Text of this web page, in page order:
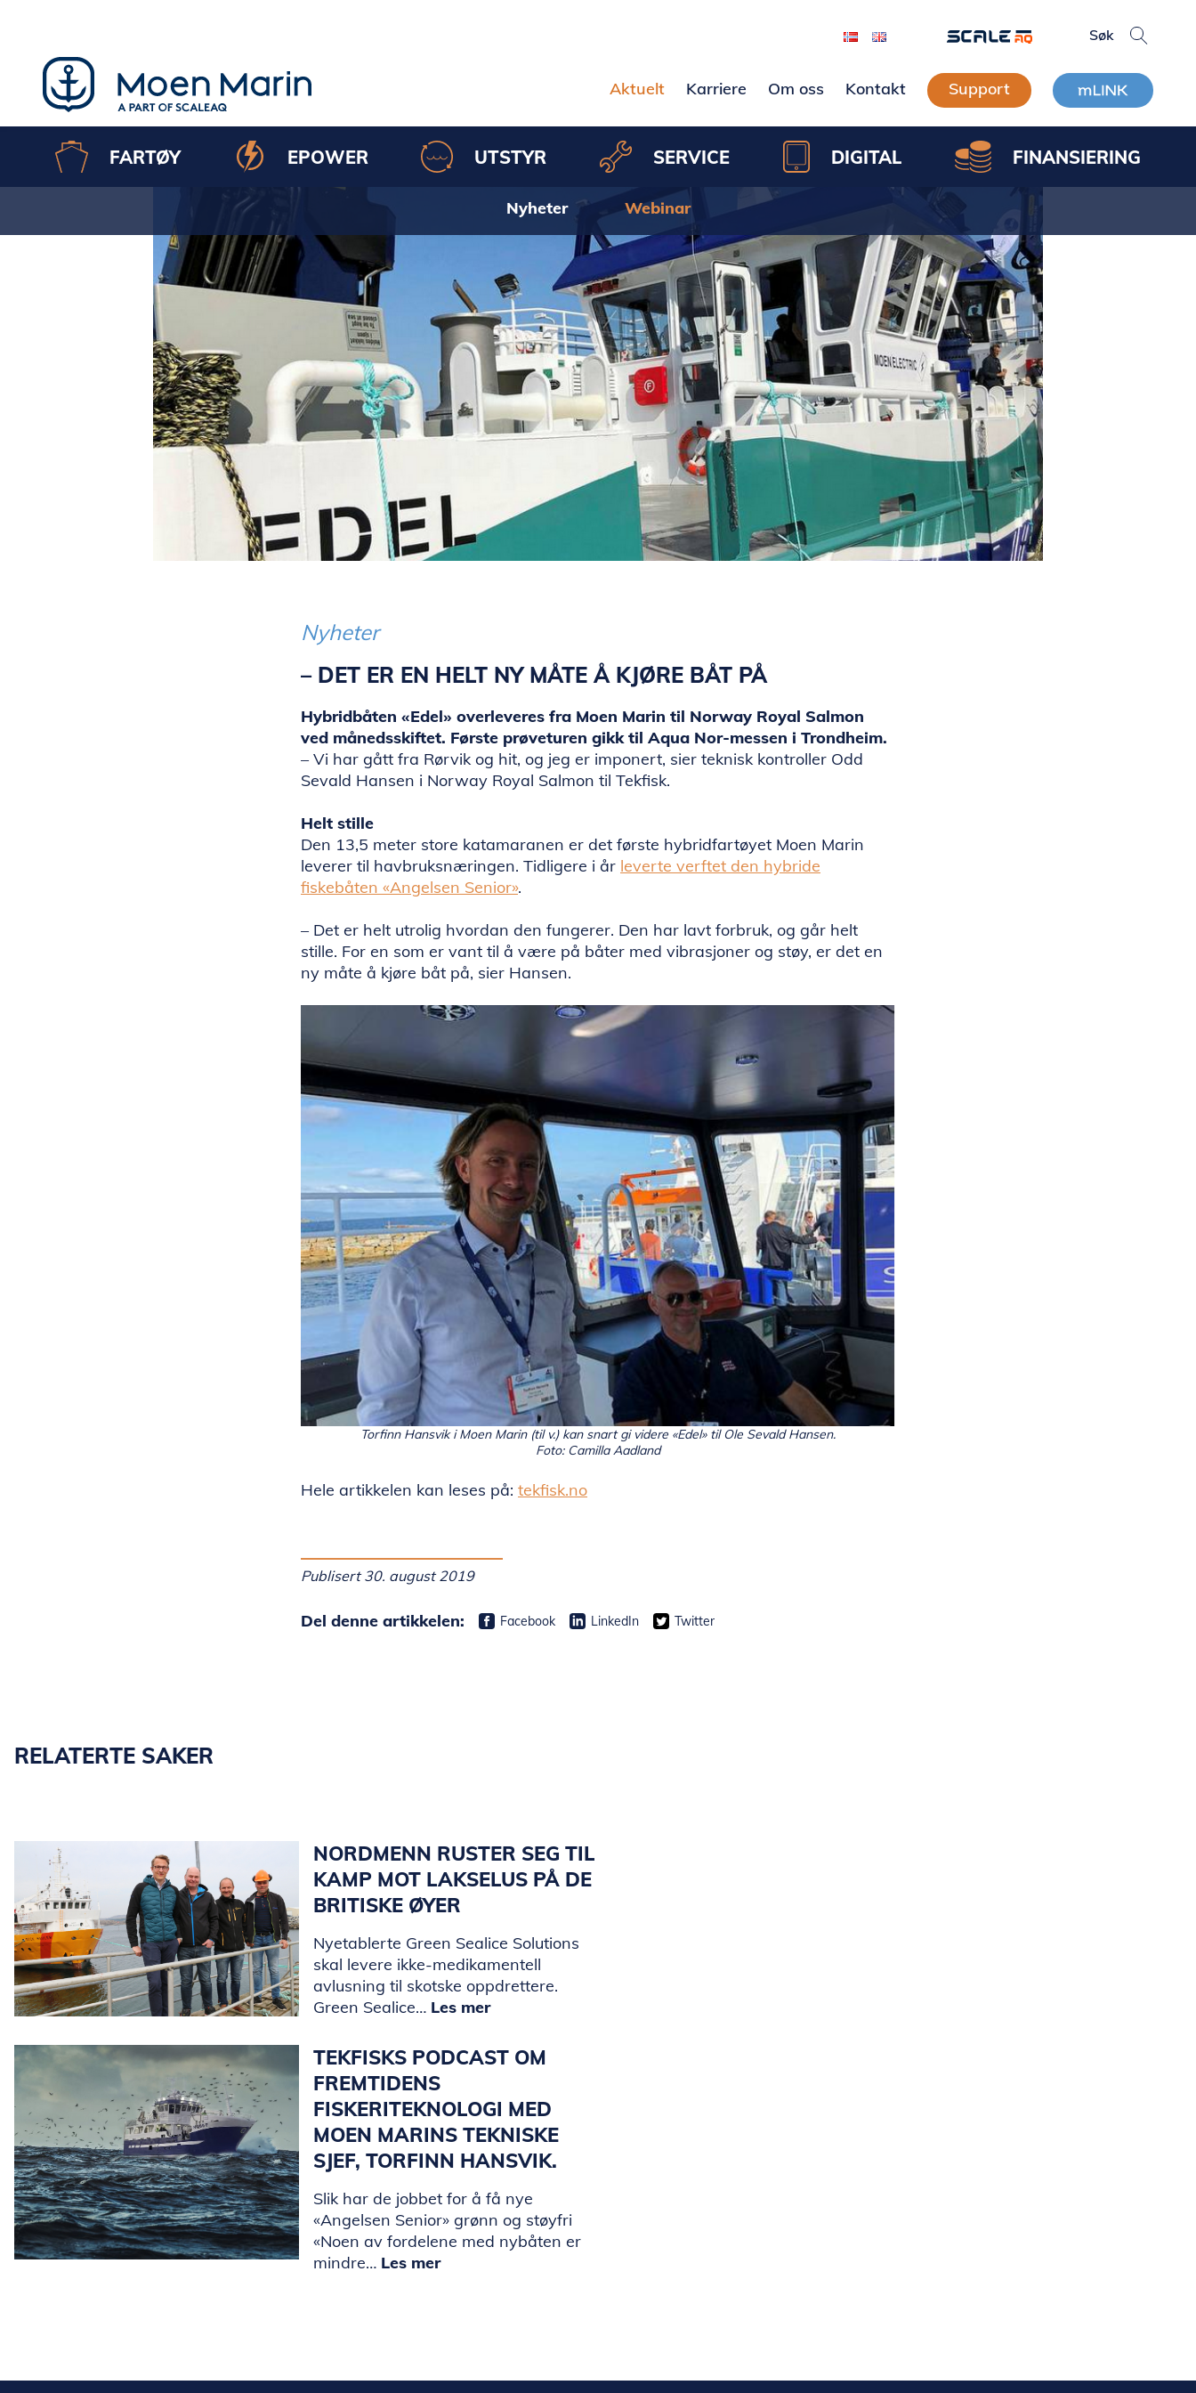
Aktuelt
Karriere Om oss Kontakt Support
FARTØY EPOWER UTSTYR SERVICE DIGITAL FINANSIERING
Nyheter Webinar
Nyheter
– DET ER EN HELT NY MÅTE Å KJØRE BÅT PÅ
Hybridbåten «Edel» overleveres fra Moen Marin til Norway Royal Salmon
ved månedsskiftet. Første prøveturen gikk til Aqua Nor-messen i Trondheim.
– Vi har gått fra Rørvik og hit, og jeg er imponert, sier teknisk kontroller Odd
Sevald Hansen i Norway Royal Salmon til Tekfisk.
Helt stille
Den 13,5 meter store katamaranen er det første hybridfartøyet Moen Marin
leverer til havbruksnæringen. Tidligere i år leverte verftet den hybride
fiskebåten «Angelsen Senior».
– Det er helt utrolig hvordan den fungerer. Den har lavt forbruk, og går helt
stille. For en som er vant til å være på båter med vibrasjoner og støy, er det en
ny måte å kjøre båt på, sier Hansen.
Torfinn Hansvik i Moen Marin (til v.) kan snart gi videre «Edel» til Ole Sevald Hansen.
Foto: Camilla Aadland
Hele artikkelen kan leses på: tekfisk.no
Publisert 30. august 2019
Del denne artikkelen: Facebook LinkedIn Twitter
RELATERTE SAKER
NORDMENN RUSTER SEG TIL
KAMP MOT LAKSELUS PÅ DE
BRITISKE ØYER
Nyetablerte Green Sealice Solutions
skal levere ikke-medikamentell
avlusning til skotske oppdrettere.
Green Sealice… Les mer
TEKFISKS PODCAST OM
FREMTIDENS
FISKERITEKNOLOGI MED
MOEN MARINS TEKNISKE
SJEF, TORFINN HANSVIK.
Slik har de jobbet for å få nye
«Angelsen Senior» grønn og støyfri
«Noen av fordelene med nybåten er
mindre… Les mer